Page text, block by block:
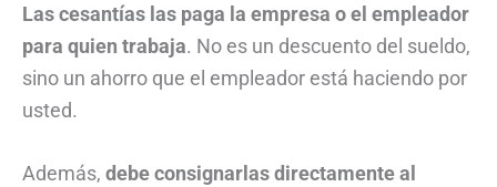
Las cesantías las paga la empresa o el empleador
para quien trabaja. No es un descuento del sueldo,
sino un ahorro que el empleador está haciendo por
usted.
Además, debe consignarlas directamente al